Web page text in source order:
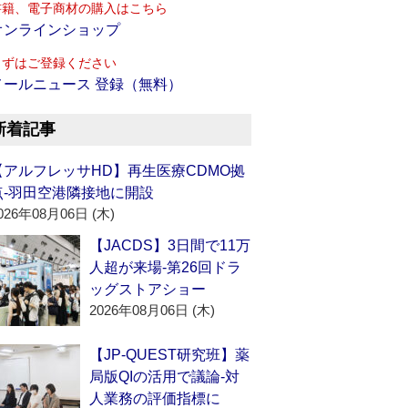
、電子商材の購入はこちら
ンラインショップ
はご登録ください
ールニュース 登録（無料）
着記事
アルフレッサHD】再生医療CDMO拠
‐羽田空港隣接地に開設
年08月06日 (木)
【JACDS】3日間で11万
人超が来場‐第26回ドラ
ッグストアショー
2026年08月06日 (木)
【JP-QUEST研究班】薬
局版QIの活用で議論‐対
人業務の評価指標に